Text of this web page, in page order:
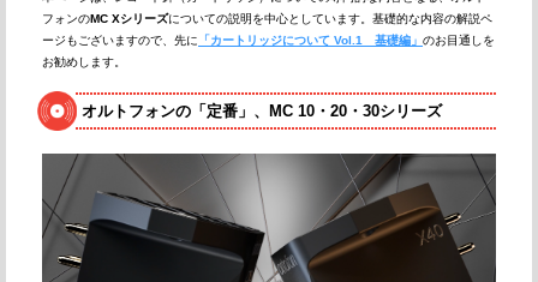
フォンのMC Xシリーズについての説明を中心としています。基礎的な内容の解説ペ
ージもございますので、先に 「カートリッジについて Vol.1 基礎編」 のお目通しを
お勧めします。
オルトフォンの「定番」、MC 10・20・30シリーズ